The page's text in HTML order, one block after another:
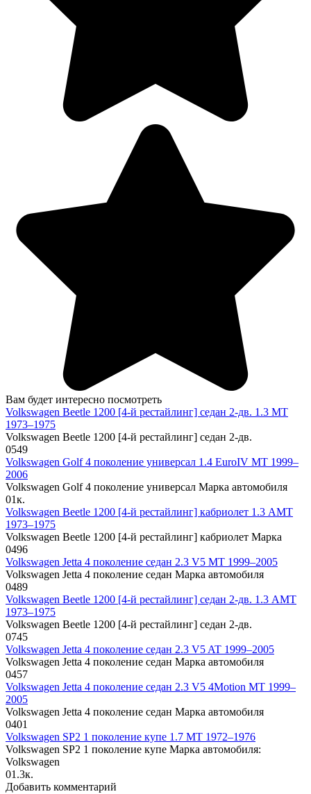
Вам будет интересно посмотреть
Volkswagen Beetle 1200 [4-й рестайлинг] седан 2-дв. 1.3 MT
1973–1975
Volkswagen Beetle 1200 [4-й рестайлинг] седан 2-дв.
0549
Volkswagen Golf 4 поколение универсал 1.4 EuroIV MT 1999–
2006
Volkswagen Golf 4 поколение универсал Марка автомобиля
01к.
Volkswagen Beetle 1200 [4-й рестайлинг] кабриолет 1.3 AMT
1973–1975
Volkswagen Beetle 1200 [4-й рестайлинг] кабриолет Марка
0496
Volkswagen Jetta 4 поколение седан 2.3 V5 MT 1999–2005
Volkswagen Jetta 4 поколение седан Марка автомобиля
0489
Volkswagen Beetle 1200 [4-й рестайлинг] седан 2-дв. 1.3 AMT
1973–1975
Volkswagen Beetle 1200 [4-й рестайлинг] седан 2-дв.
0745
Volkswagen Jetta 4 поколение седан 2.3 V5 AT 1999–2005
Volkswagen Jetta 4 поколение седан Марка автомобиля
0457
Volkswagen Jetta 4 поколение седан 2.3 V5 4Motion MT 1999–
2005
Volkswagen Jetta 4 поколение седан Марка автомобиля
0401
Volkswagen SP2 1 поколение купе 1.7 MT 1972–1976
Volkswagen SP2 1 поколение купе Марка автомобиля:
Volkswagen
01.3к.
Добавить комментарий